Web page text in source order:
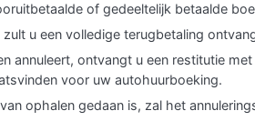
of gedeeltelijk betaalde
u een volledige terugbetaling
annuleert, ontvangt u een restitutie
voor uw autohuurboeking.
ophalen gedaan is, zal het